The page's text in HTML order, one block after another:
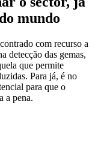
mundo
com recurso a
detecção das gemas,
que permite
Para já, é no
para que o
a pena.